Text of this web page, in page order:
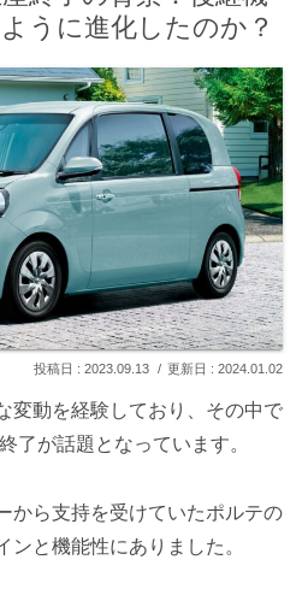
うに進化したのか？
2023.09.13 2024.01.02
変動を経験しており、その中で
了が話題となっています。
から支持を受けていたポルテの
ンと機能性にありました。